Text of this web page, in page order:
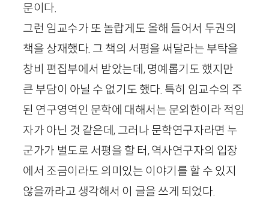
문이다.
그런 임교수가 또 놀랍게도 올해 들어서 두권의
책을 상재했다. 그 책의 서평을 써달라는 부탁을
창비 편집부에서 받았는데, 명예롭기도 했지만
큰 부담이 아닐 수 없기도 했다. 특히 임교수의 주
된 연구영역인 문학에 대해서는 문외한이라 적임
자가 아닌 것 같은데, 그러나 문학연구자라면 누
군가가 별도로 서평을 할 터, 역사연구자의 입장
에서 조금이라도 의미있는 이야기를 할 수 있지
않을까라고 생각해서 이 글을 쓰게 되었다.